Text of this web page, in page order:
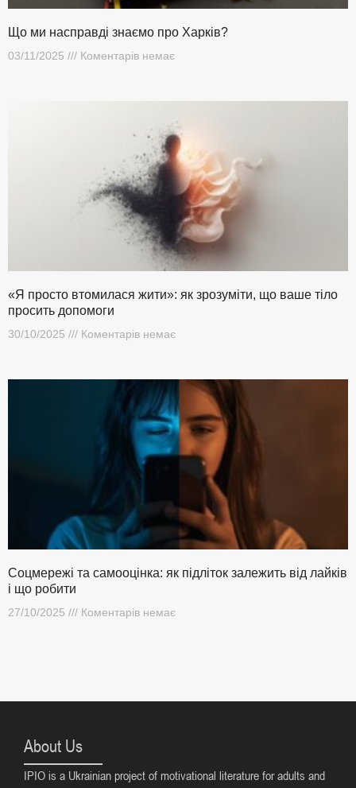
Що ми насправді знаємо про Харків?
03/11/2025 Коментарів немає
«Я просто втомилася жити»: як зрозуміти, що ваше тіло
просить допомоги
30/10/2025 Коментарів немає
Соцмережі та самооцінка: як підліток залежить від лайків
і що робити
27/10/2025 Коментарів немає
About Us
IPIO is a Ukrainian project of motivational literature for adults and